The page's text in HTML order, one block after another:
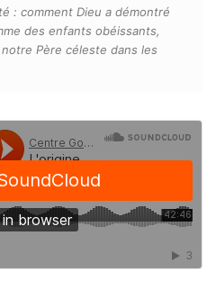
: comment Dieu a démontré
des enfants obéissants,
Père céleste dans les